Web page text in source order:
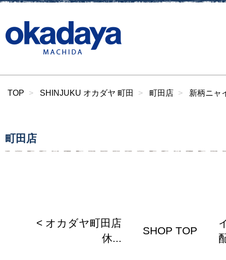
TOP SHINJUKU オカダヤ 町田 町田店 新柄ニャ
町田店
< オカダヤ町田店
休...
SHOP TOP